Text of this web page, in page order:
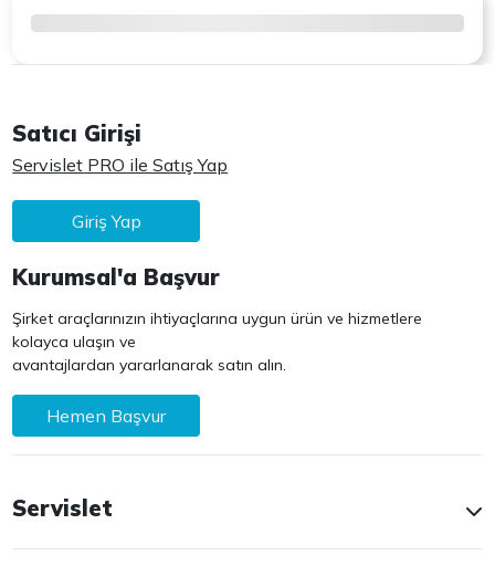
Satıcı Girişi
Servislet PRO ile Satış Yap
Giriş Yap
Kurumsal'a Başvur
Şirket araçlarınızın ihtiyaçlarına uygun ürün ve hizmetlere
kolayca ulaşın ve
avantajlardan yararlanarak satın alın.
Hemen Başvur
Servislet